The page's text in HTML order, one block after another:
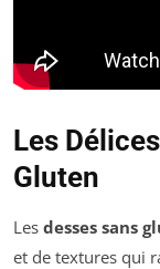
Les
Gluten
Les desses sans
et de textures qui